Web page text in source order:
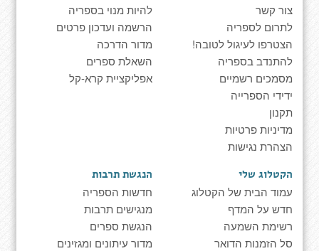
צור קשר
לתרום לספריה
הצטרפו לעיגול לטובה!
להתנדב בספריה
מסמכים רשמיים
ידידי הספרייה
תקנון
מדיניות פרטיות
הצהרת נגישות
להיות מנוי בספריה
הרשמה ועדכון פרטים
מדור הדרכה
השאלת ספרים
אפליקציית קרא-קל
הקטלוג שלי
עמוד הבית של הקטלוג
חדש על המדף
רשימת השמעה
סל הזמנות הדואר
הנגשת תרבות
חדשות הספריה
מנגישים תרבות
הנגשת ספרים
מדור עיתונים ומגזינים